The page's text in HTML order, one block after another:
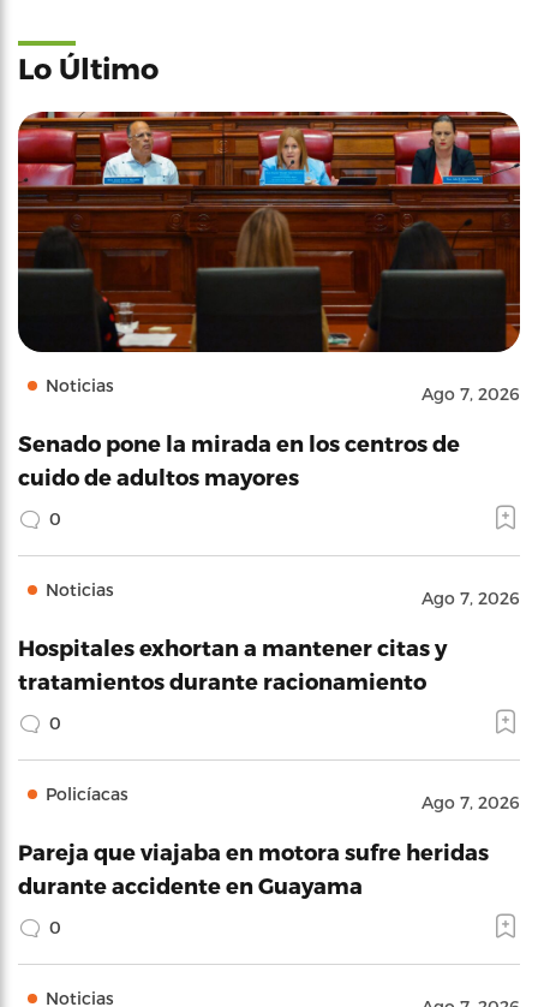
Lo Último
Noticias Ago 7, 2026
Senado pone la mirada en los centros de
cuido de adultos mayores
0
Noticias Ago 7, 2026
Hospitales exhortan a mantener citas y
tratamientos durante racionamiento
0
Policíacas Ago 7, 2026
Pareja que viajaba en motora sufre heridas
durante accidente en Guayama
0
Noticias